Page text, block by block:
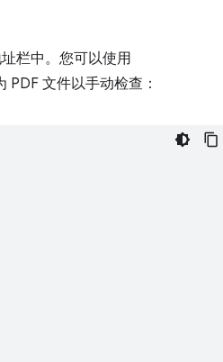
栏中。您可以使用
PDF 文件以手动检查：